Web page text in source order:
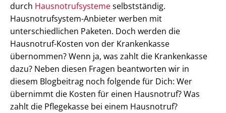
durch Hausnotrufsystemeselbstständig.
Hausnotrufsystem-Anbieter werben mit
unterschiedlichen Paketen. Doch werden die
Hausnotruf-Kosten von der Krankenkasse
übernommen? Wenn ja, was zahlt die Krankenkasse
dazu? Neben diesen Fragen beantworten wir in
diesem Blogbeitrag noch folgende für Dich: Wer
übernimmt die Kosten für einen Hausnotruf? Was
zahlt die Pflegekasse bei einem Hausnotruf?